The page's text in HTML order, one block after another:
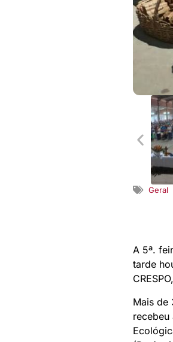
Geral
A 5ª.
tarde
Mais de
recebeu